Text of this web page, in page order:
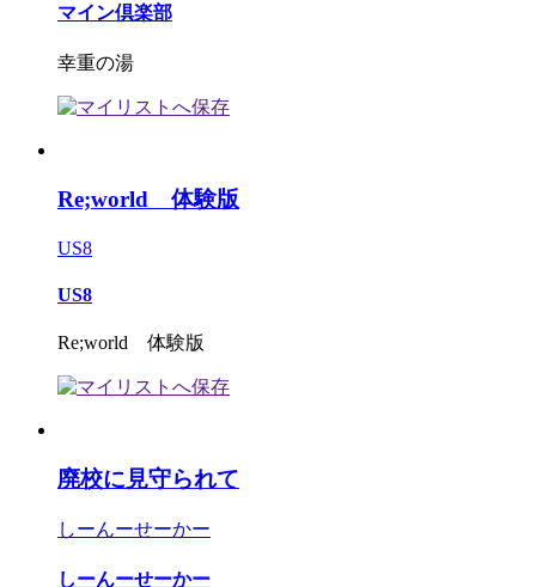
マイン倶楽部
幸重の湯
Re;world 体験版
US8
US8
Re;world 体験版
廃校に見守られて
しーんーせーかー
しーんーせーかー